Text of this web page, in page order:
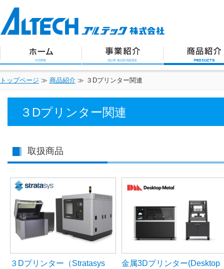
トップページ ≫ 商品紹介 ≫ ３Dプリンター関連
３Dプリンター関連
取扱商品
３Dプリンター（Stratasys
金属3Dプリンター(Desktop